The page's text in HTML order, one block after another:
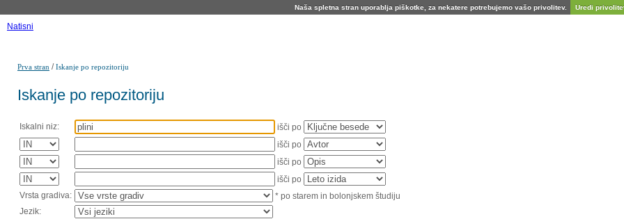
Naša spletna stran uporablja piškotke, za nekatere potrebujemo vašo privolitev. Uredi
Natisni
Prva stran /Iskanje po repozitoriju
Iskanje po repozitoriju
Iskalni niz:
išči po
išči po
išči po
išči po
Vrsta gradiva:
* po starem in bolonjskem študiju
Jezik: